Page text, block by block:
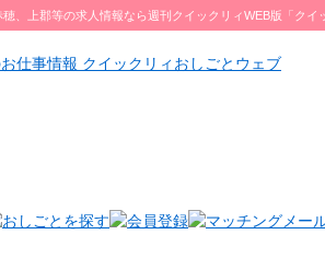
、上郡等の求人情報なら週刊クイックリィWEB版「クイ